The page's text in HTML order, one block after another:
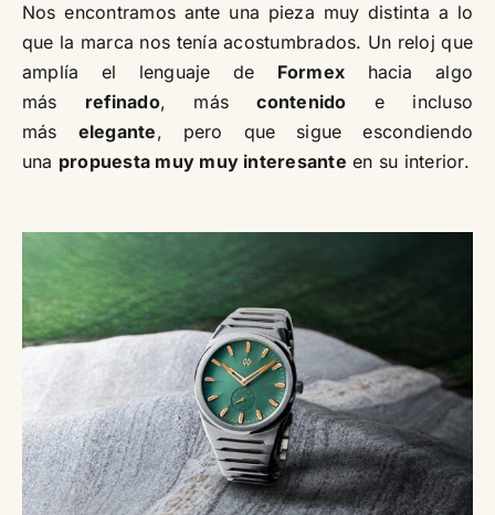
Nos encontramos ante una pieza muy distinta a lo
que la marca nos tenía acostumbrados. Un reloj que
amplía el lenguaje de Formex hacia algo
más refinado, máscontenido e incluso
más elegante, pero que sigue escondiendo
una propuesta muy muy interesante en su interior.